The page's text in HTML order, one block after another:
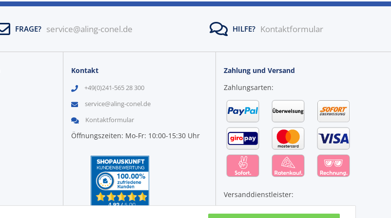
FRAGE? service@aling-conel.de HILFE? Kontaktformular
Kontakt
+49(0)241-565 28 300
service@aling-conel.de
Kontaktformular
Öffnungszeiten: Mo-Fr: 10:00-15:30 Uhr
Zahlung und Versand
Zahlungsarten:
Versanddienstleister: